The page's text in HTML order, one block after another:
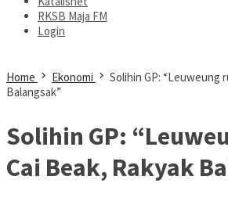
RKSB Maja FM
Login
Home Ekonomi
Solihin GP: “Leuweung
Balangsak”
Solihin GP:
Cai Beak, Rakyak